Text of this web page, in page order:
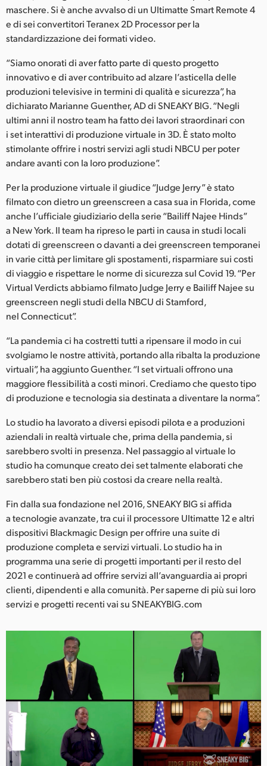
Norway
Poland
Portugal
Singapore
South Africa
Spain
Sweden
Turkey
UAE
Ukraine
United Kingdom
maschere. Si è anche avvalso di un Ultimatte Smart Remote 4
e di sei convertitori Teranex 2D Processor per la
standardizzazione dei formati video.
“Siamo onorati di aver fatto parte di questo progetto
innovativo e di aver contribuito ad alzare l’asticella delle
produzioni televisive in termini di qualità e sicurezza”, ha
dichiarato Marianne Guenther, AD di SNEAKY BIG. “Negli
ultimi anni il nostro team ha fatto dei lavori straordinari con
i set interattivi di produzione virtuale in 3D. È stato molto
stimolante offrire i nostri servizi agli studi NBCU per poter
andare avanti con la loro produzione”.
Per la produzione virtuale il giudice “Judge Jerry” è stato
filmato con dietro un greenscreen a casa sua in Florida, come
anche l’ufficiale giudiziario della serie “Bailiff Najee Hinds”
a New York. Il team ha ripreso le parti in causa in studi locali
dotati di greenscreen o davanti a dei greenscreen temporanei
in varie città per limitare gli spostamenti, risparmiare sui costi
di viaggio e rispettare le norme di sicurezza sul Covid 19. “Per
Virtual Verdicts abbiamo filmato Judge Jerry e Bailiff Najee su
greenscreen negli studi della NBCU di Stamford,
nel Connecticut”.
“La pandemia ci ha costretti tutti a ripensare il modo in cui
svolgiamo le nostre attività, portando alla ribalta la produzione
virtuali”, ha aggiunto Guenther. “I set virtuali offrono una
maggiore flessibilità a costi minori. Crediamo che questo tipo
di produzione e tecnologia sia destinata a diventare la norma”.
Lo studio ha lavorato a diversi episodi pilota e a produzioni
aziendali in realtà virtuale che, prima della pandemia, si
sarebbero svolti in presenza. Nel passaggio al virtuale lo
studio ha comunque creato dei set talmente elaborati che
sarebbero stati ben più costosi da creare nella realtà.
Fin dalla sua fondazione nel 2016, SNEAKY BIG si affida
a tecnologie avanzate, tra cui il processore Ultimatte 12 e altri
dispositivi Blackmagic Design per offrire una suite di
produzione completa e servizi virtuali. Lo studio ha in
programma una serie di progetti importanti per il resto del
2021 e continuerà ad offrire servizi all’avanguardia ai propri
clienti, dipendenti e alla comunità. Per saperne di più sui loro
servizi e progetti recenti vai su SNEAKYBIG.com